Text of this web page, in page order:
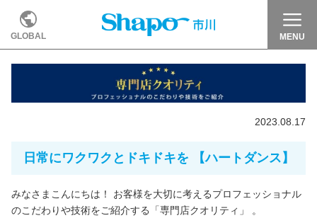
GLOBAL MENU
2023.08.17
日常にワクワクとドキドキを 【ハートダンス】
みなさまこんにちは！ お客様を大切に考えるプロフェッショナル
のこだわりや技術をご紹介する「専門店クオリティ」 。